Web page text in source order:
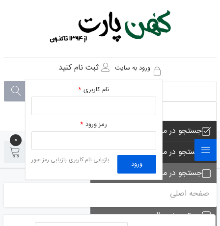
ورود به سایت
نام کاربری*
رمز ورود*
ورود بازیابی نام کاربری بازیابی رمز عبور
ثبت نام کنید
جستجو در مجموعه های فروشگاه
جستجو در محصولات فروشگاه
جستجو در مجموعه ها
جستجو - تماس ها
جستجو در مطلب
0
صفحه اصلی